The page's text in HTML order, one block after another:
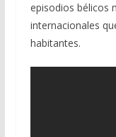
episodios bélicos
internacionales
habitantes.